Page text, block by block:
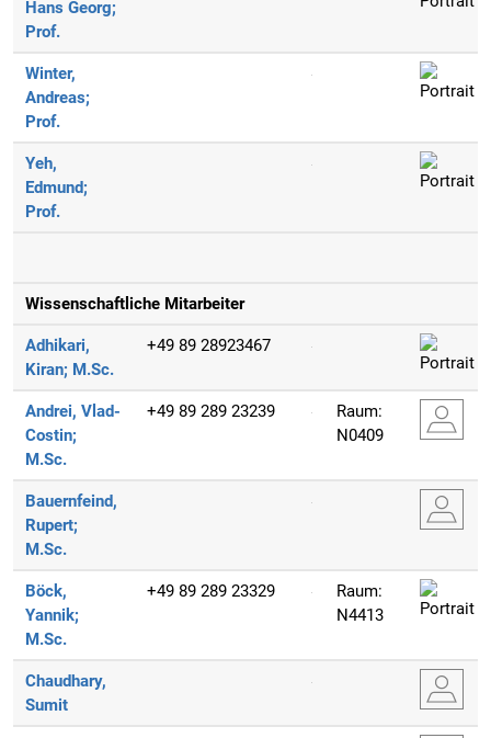
Hans Georg;
Prof.
Winter,
Andreas;
Prof.
Yeh,
Edmund;
Prof.
Wissenschaftliche Mitarbeiter
Adhikari,
Kiran; M.Sc.
+49 89 28923467
Andrei, Vlad-
Costin;
M.Sc.
+49 89 289 23239
Raum:
N0409
Bauernfeind,
Rupert;
M.Sc.
Böck,
Yannik;
M.Sc.
+49 89 289 23329
Raum:
N4413
Chaudhary,
Sumit